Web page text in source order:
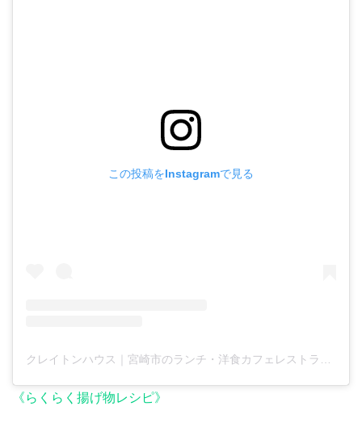
この投稿をInstagramで見る
クレイトンハウス｜宮崎市のランチ・洋食カフェレストラン(@craighton_house)がシェアした投稿
《らくらく揚げ物レシピ》